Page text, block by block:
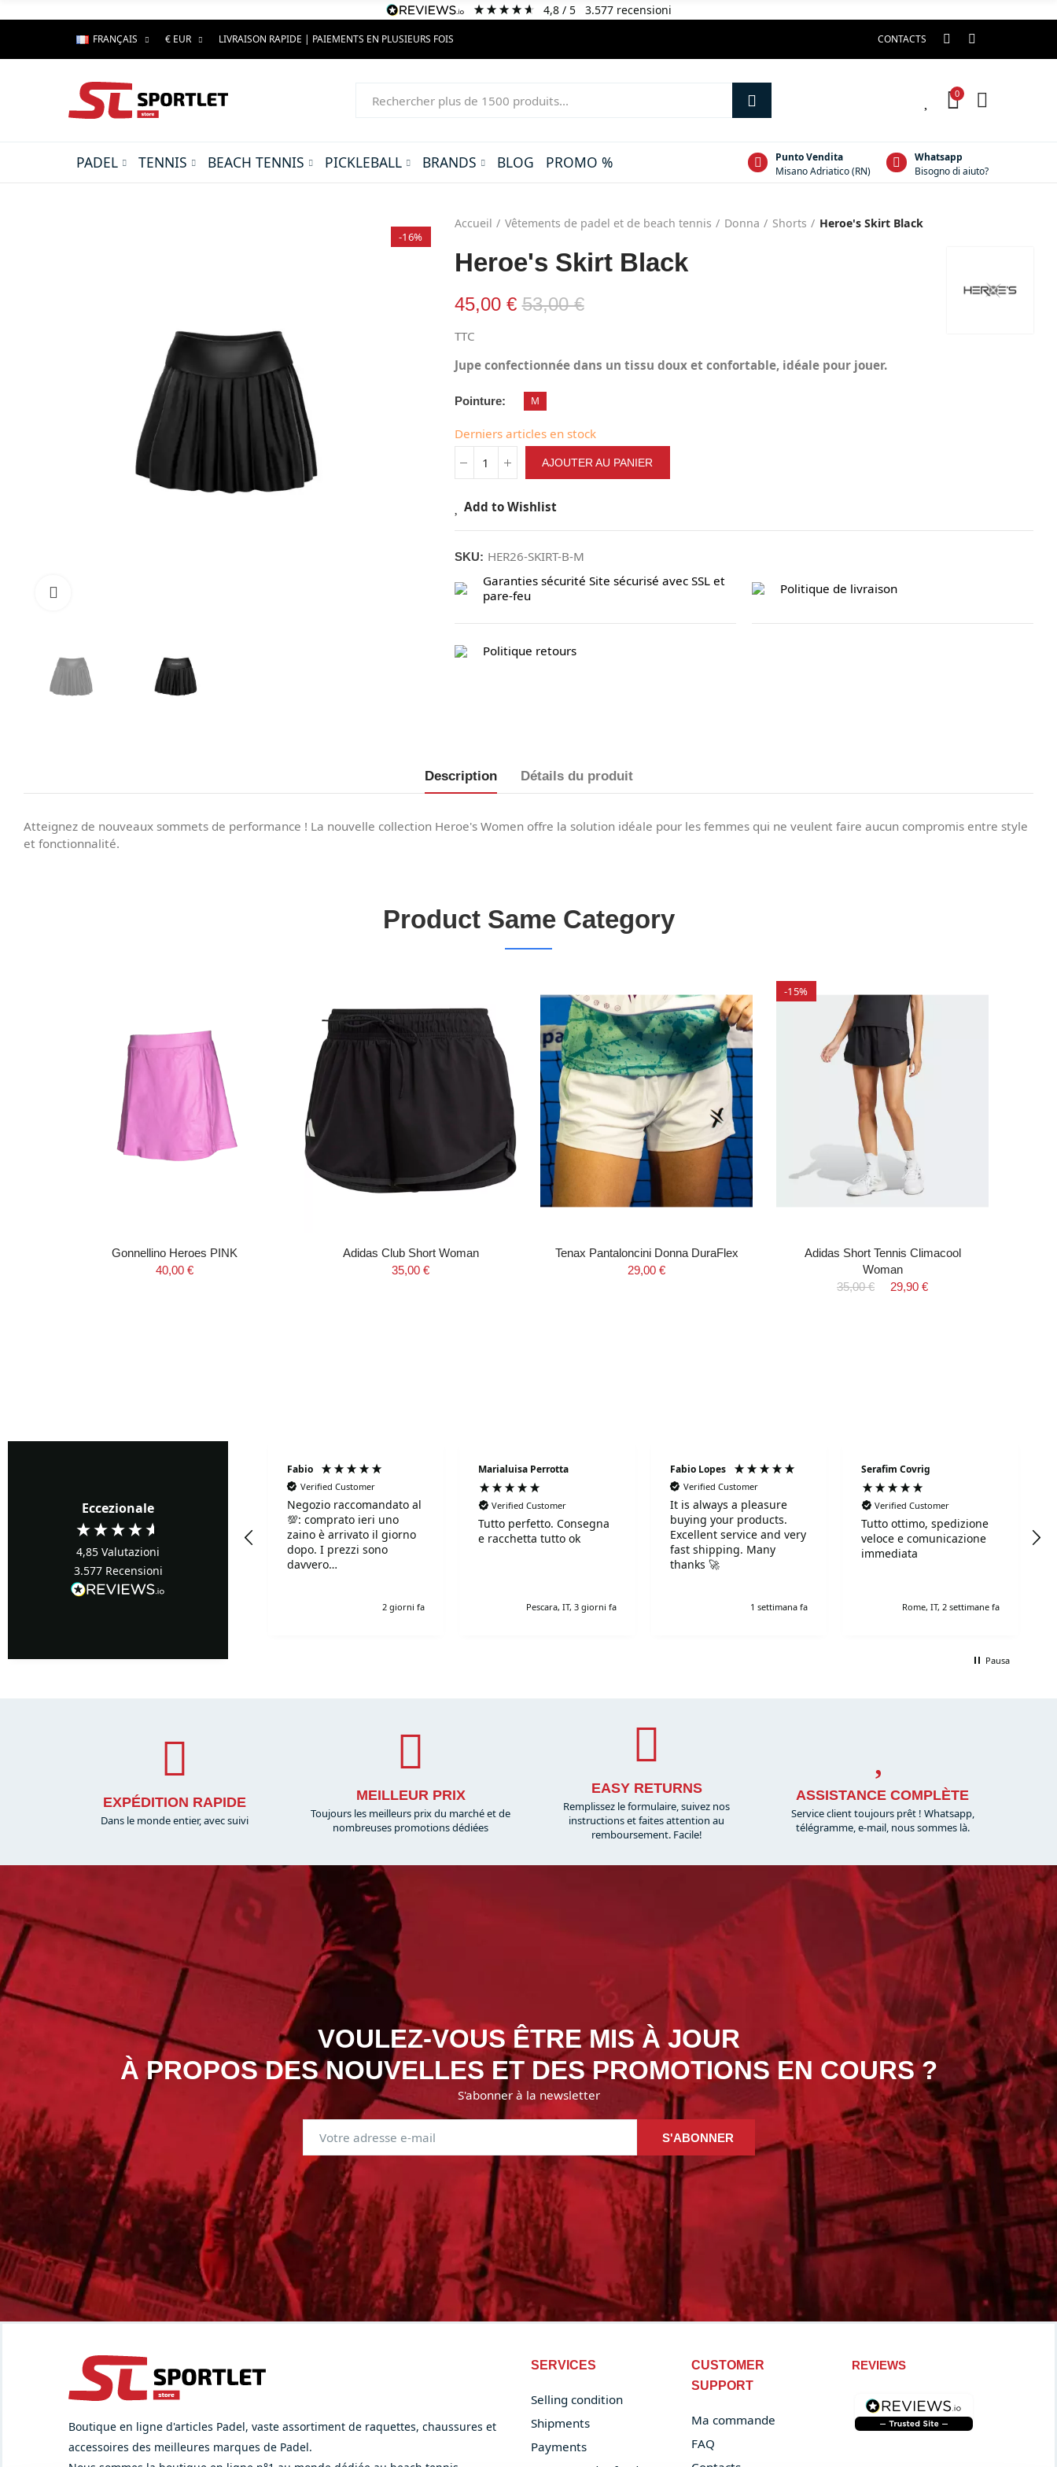
4,8/ 5 3.577 recensioni
FRANÇAIS € EUR LIVRAISON RAPIDE | PAIEMENTS EN PLUSIEURS FOIS CONTACTS
0
PADEL TENNIS BEACH TENNIS PICKLEBALL BRANDS BLOG PROMO %
Punto Vendita
Misano Adriatico (RN)
Whatsapp
Bisogno di aiuto?
-16%
Accueil Vêtements de padel et de beach tennis Donna Shorts Heroe's Skirt Black
Heroe's Skirt Black
45,00 €53,00 €
TTC
Jupe confectionnée dans un tissu doux et confortable, idéale pour jouer.
Pointure M
Derniers articles en stock
AJOUTER AU PANIER
Add to Wishlist
SKU: HER26-SKIRT-B-M
Garanties sécurité Site sécurisé avec SSL et
pare-feu
Politique de livraison
Politique retours
Description Détails du produit
Atteignez de nouveaux sommets de performance ! La nouvelle collection Heroe's Women offre la solution idéale pour les femmes qui ne veulent faire aucun compromis entre style
et fonctionnalité.
Product Same Category
Gonnellino Heroes PINK
40,00 €
Adidas Club Short Woman
35,00 €
Tenax Pantaloncini Donna DuraFlex
29,00 €
-15%
Adidas Short Tennis Climacool
Woman
35,00 €
29,90 €
Eccezionale
4,85 Valutazioni
3.577 Recensioni
Verified Customer
Precisi ...buoni prezzi
Fabio
Verified Customer
Negozio raccomandato al
💯: comprato ieri uno
zaino è arrivato il giorno
dopo. I prezzi sono
davvero
disponibilissimi. Grazie
2 giorni fa
Marialuisa Perrotta
Verified Customer
Tutto perfetto. Consegna
e racchetta tutto ok
Pescara, IT, 3 giorni fa
Fabio Lopes
Verified Customer
It is always a pleasure
buying your products.
Excellent service and very
fast shipping. Many
thanks 🚀
1 settimana fa
Serafim Covrig
Verified Customer
Tutto ottimo, spedizione
veloce e comunicazione
immediata
Rome, IT, 2 settimane fa
Pausa
EXPÉDITION RAPIDE
Dans le monde entier, avec suivi
MEILLEUR PRIX
Toujours les meilleurs prix du marché et de
nombreuses promotions dédiées
EASY RETURNS
Remplissez le formulaire, suivez nos
instructions et faites attention au
remboursement. Facile!
ASSISTANCE COMPLÈTE
Service client toujours prêt ! Whatsapp,
télégramme, e-mail, nous sommes là.​
VOULEZ-VOUS ÊTRE MIS À JOUR
À PROPOS DES NOUVELLES ET DES PROMOTIONS EN COURS ?
S'abonner à la newsletter
S'ABONNER
Boutique en ligne d'articles Padel, vaste assortiment de raquettes, chaussures et
accessoires des meilleures marques de Padel.
SERVICES
Selling condition
Shipments
Payments
CUSTOMER
SUPPORT
Ma commande
FAQ
REVIEWS